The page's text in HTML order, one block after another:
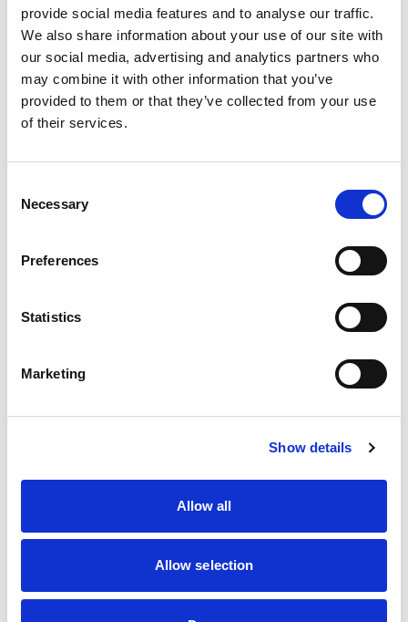
provide social media features and to analyse our traffic.
We also share information about your use of our site with
our social media, advertising and analytics partners who
may combine it with other information that you’ve
provided to them or that they’ve collected from your use
of their services.
Selection
Necessary
Preferences
Statistics
Marketing
Show details
Allow all
Allow selection